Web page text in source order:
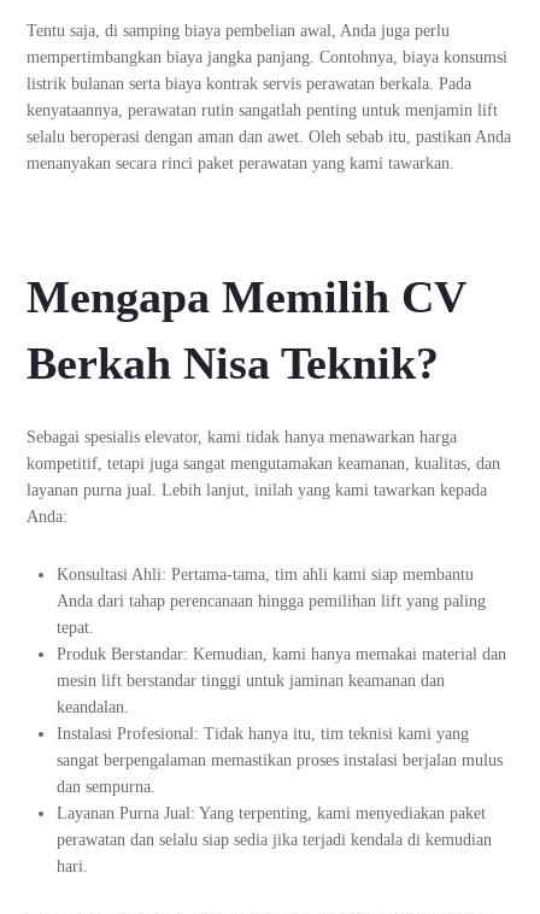
Tentu saja, di samping biaya pembelian awal, Anda juga perlu
mempertimbangkan biaya jangka panjang. Contohnya, biaya konsumsi
listrik bulanan serta biaya kontrak servis perawatan berkala. Pada
kenyataannya, perawatan rutin sangatlah penting untuk menjamin lift
selalu beroperasi dengan aman dan awet. Oleh sebab itu, pastikan Anda
menanyakan secara rinci paket perawatan yang kami tawarkan.
Mengapa Memilih CV
Berkah Nisa Teknik?
Sebagai spesialis elevator, kami tidak hanya menawarkan harga
kompetitif, tetapi juga sangat mengutamakan keamanan, kualitas, dan
layanan purna jual. Lebih lanjut, inilah yang kami tawarkan kepada
Anda:
Konsultasi Ahli: Pertama-tama, tim ahli kami siap membantu
Anda dari tahap perencanaan hingga pemilihan lift yang paling
tepat.
Produk Berstandar: Kemudian, kami hanya memakai material dan
mesin lift berstandar tinggi untuk jaminan keamanan dan
keandalan.
Instalasi Profesional: Tidak hanya itu, tim teknisi kami yang
sangat berpengalaman memastikan proses instalasi berjalan mulus
dan sempurna.
Layanan Purna Jual: Yang terpenting, kami menyediakan paket
perawatan dan selalu siap sedia jika terjadi kendala di kemudian
hari.